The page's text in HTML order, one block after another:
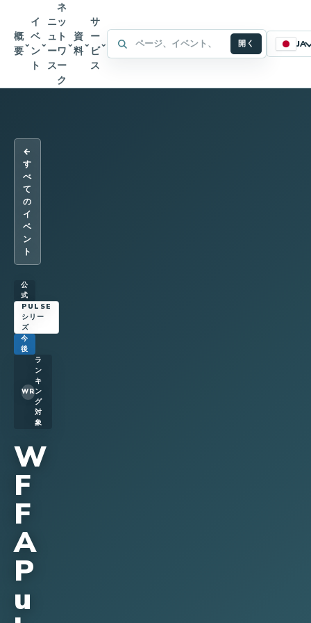
概
要
⌄
イ
ベ
ン
ト
⌄
ニ
ュ
ー
ス
ネ
ッ
ト
ワ
ー
ク
⌄
資
料
⌄
サ
ー
ビ
ス
⌄ WFFA サイト内検索 開く JA
←
す
べ
て
の
イ
ベ
ン
ト
公
式
PULSE
シリー
ズ
今
後
WR
ラ
ン
キ
ン
グ
対
象
W
F
F
A
P
u